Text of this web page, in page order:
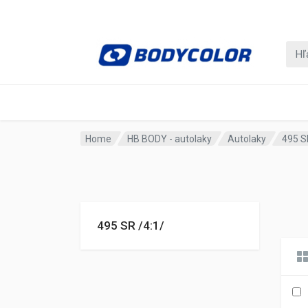
Home HB BODY - autolaky Autolaky 495
495 SR /4:1/